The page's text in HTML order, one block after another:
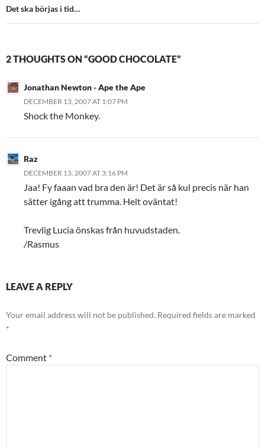
Det ska börjas i tid…
2 THOUGHTS ON “GOOD CHOCOLATE”
Jonathan Newton - Ape the Ape
DECEMBER 13, 2007 AT 1:07 PM
Shock the Monkey.
Raz
DECEMBER 13, 2007 AT 3:16 PM
Jaa! Fy faaan vad bra den är! Det är så kul precis när han
sätter igång att trumma. Helt oväntat!
Trevlig Lucia önskas från huvudstaden.
/Rasmus
LEAVE A REPLY
Your email address will not be published. Required fields are marked
*
Comment *